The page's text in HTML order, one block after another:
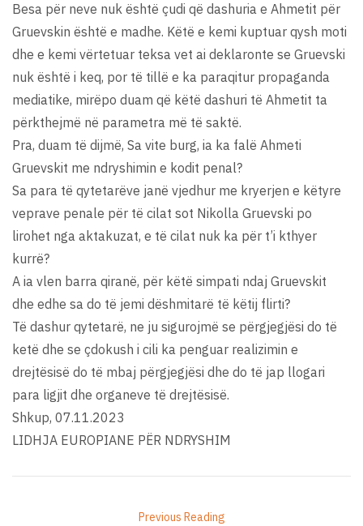
Besa për neve nuk është çudi që dashuria e Ahmetit për
Gruevskin është e madhe. Këtë e kemi kuptuar qysh moti
dhe e kemi vërtetuar teksa vet ai deklaronte se Gruevski
nuk është i keq, por të tillë e ka paraqitur propaganda
mediatike, mirëpo duam që këtë dashuri të Ahmetit ta
përkthejmë në parametra më të saktë.
Pra, duam të dijmë, Sa vite burg, ia ka falë Ahmeti
Gruevskit me ndryshimin e kodit penal?
Sa para të qytetarëve janë vjedhur me kryerjen e këtyre
veprave penale për të cilat sot Nikolla Gruevski po
lirohet nga aktakuzat, e të cilat nuk ka për t’i kthyer
kurrë?
A ia vlen barra qiranë, për këtë simpati ndaj Gruevskit
dhe edhe sa do të jemi dëshmitarë të këtij flirti?
Të dashur qytetarë, ne ju sigurojmë se përgjegjësi do të
ketë dhe se çdokush i cili ka penguar realizimin e
drejtësisë do të mbaj përgjegjësi dhe do të jap llogari
para ligjit dhe organeve të drejtësisë.
Shkup, 07.11.2023
LIDHJA EUROPIANE PËR NDRYSHIM
Previous Reading